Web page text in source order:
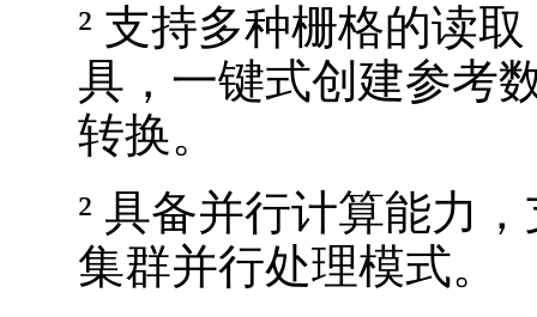
² 支持多种栅格的读取
具，一键式创建参考
转换。
² 具备并行计算能力
集群并行处理模式。